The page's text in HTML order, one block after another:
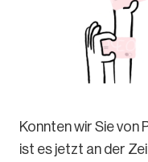
Konnten wir Sie von
ist es jetzt an der